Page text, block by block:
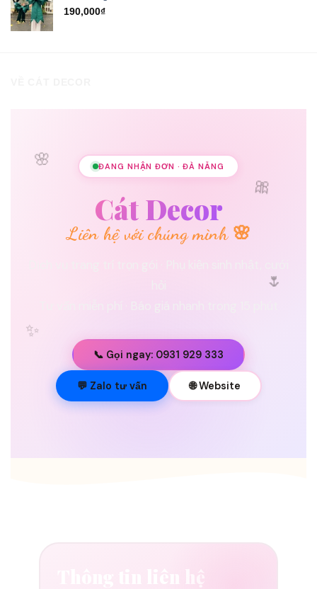
190,000₫
🌸
🎀
✨
🌷
💐
ĐANG NHẬN ĐƠN · ĐÀ NẴNG
Cát Decor
Liên hệ với chúng mình 🌸
📞 Gọi ngay: 0931 929 333
💬 Zalo tư vấn 🌐 Website
Thông tin liên hệ